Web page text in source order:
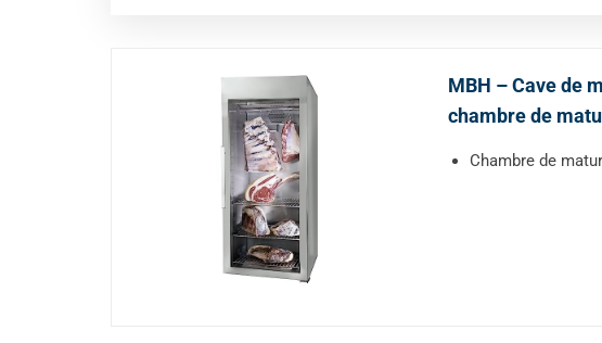
MBH – Cave de
chambre de
Chambre de